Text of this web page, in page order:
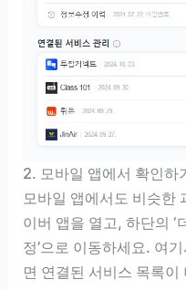
2. 모바일 앱에서 확인하
모바일 앱에서도 비슷한
이버 앱을 열고, 하단의 ‘
정’으로 이동하세요. 여
면 연결된 서비스 목록